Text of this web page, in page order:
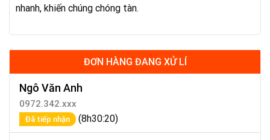
nhanh, khiến chúng chóng tàn.
ĐƠN HÀNG ĐANG XỬ LÍ
Ngô Văn Anh
0972.342.xxx
Đã tiếp nhận (8h30:20)